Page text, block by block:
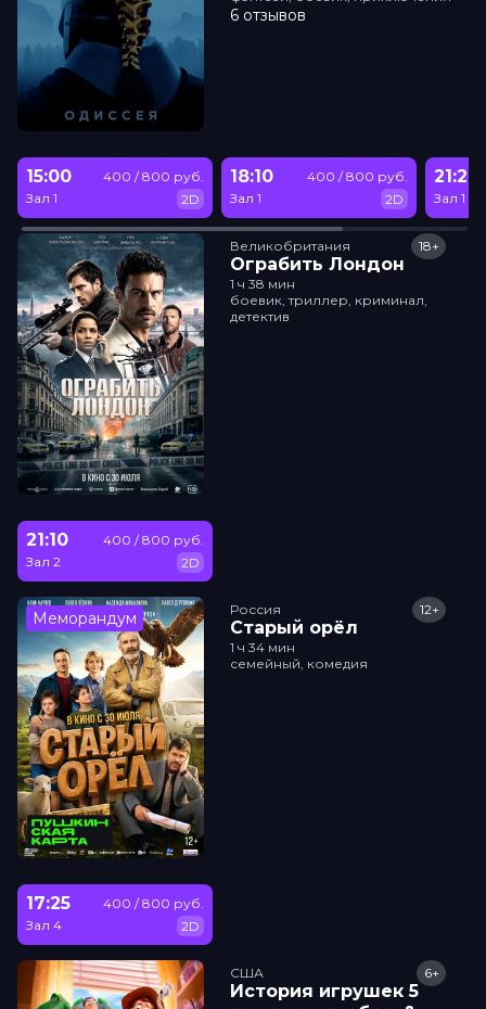
6 отзывов
15:00
Зал 1
400 / 800 руб.
2D
18:10
Зал 1
400 / 800 руб.
2D
21:20
Зал 1
Великобритания
Ограбить Лондон
18+
1 ч 38 мин
боевик, триллер, криминал,
детектив
21:10
Зал 2
400 / 800 руб.
2D
Меморандум Россия
Старый орёл
12+
1 ч 34 мин
семейный, комедия
17:25
Зал 4
400 / 800 руб.
2D
США
История игрушек 5
6+